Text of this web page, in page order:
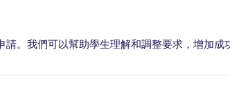
。我們可以幫助學生理解和調整要求，增加成